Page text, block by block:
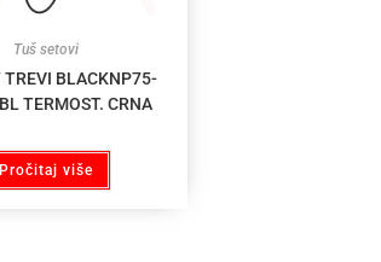
Tuš setovi
TREVI BLACKNP75-
TERMOST. CRNA
Pročitaj više